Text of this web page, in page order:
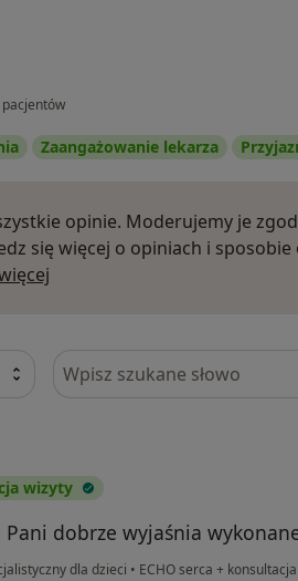
Zaangażowanie lekarza
opinie. Moderujemy je
się więcej o opiniach i
Szukaj w opiniach
wizyty
Pani dobrze wyjaśnia
dla dzieci • ECHO serca +